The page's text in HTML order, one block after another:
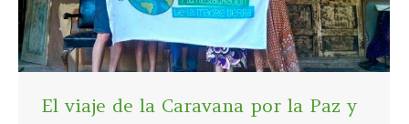
El viaje de la Caravana por la Paz y